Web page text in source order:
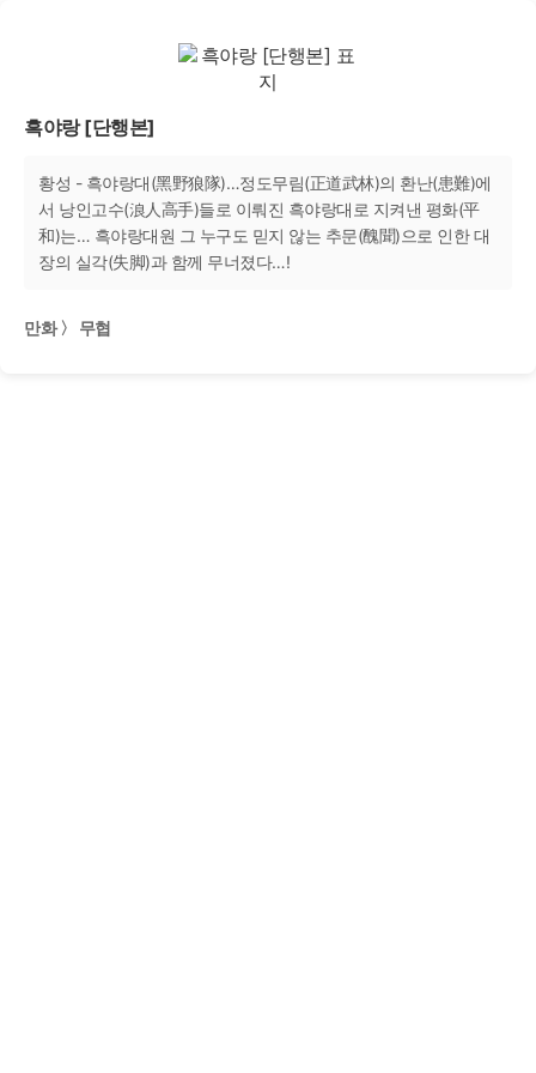
흑야랑 [단행본]
황성 - 흑야랑대(黑野狼隊)…정도무림(正道武林)의 환난(患難)에
서 낭인고수(浪人高手)들로 이뤄진 흑야랑대로 지켜낸 평화(平
和)는… 흑야랑대원 그 누구도 믿지 않는 추문(醜聞)으로 인한 대
장의 실각(失脚)과 함께 무너졌다…!
만화 〉 무협